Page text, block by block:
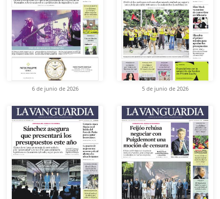
6 de junio de 2026 5 de junio de 2026